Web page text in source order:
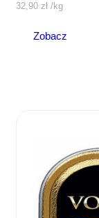
32,90zł /kg
Zobacz